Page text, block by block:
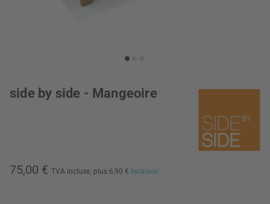
side by side - Mangeoire
75,00 € TVA incluse, plus 6,90 € livraison